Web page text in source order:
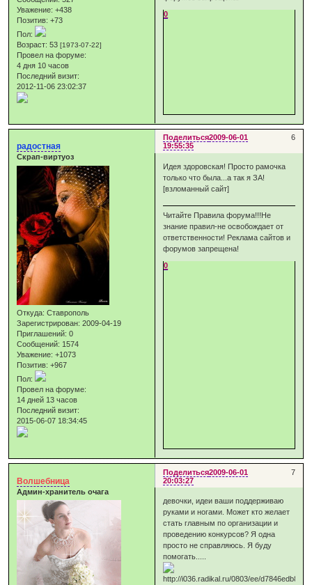
Уважение: +438
Позитив: +73
Пол:
Возраст: 53[1973-07-22]
Провел на форуме:
4 дня 10 часов
Последний визит:
2012-11-06 23:02:37
0
Поделиться 6
2009-06-01
19:55:35
радостная
Скрап-виртуоз
Откуда: Ставрополь
Зарегистрирован: 2009-04-19
Приглашений: 0
Сообщений: 1574
Уважение: +1073
Позитив: +967
Пол:
Провел на форуме:
14 дней 13 часов
Последний визит:
2015-06-07 18:34:45
Идея здоровская! Просто рамочка
только что была...а так я ЗА!
[взломанный сайт]
Читайте Правила форума!!!Не
знание правил-не освобождает от
ответственности! Реклама сайтов и
форумов запрещена!
0
Поделиться 7
2009-06-01
20:03:27
Волшебница
Админ-хранитель очага
девочки, идеи ваши поддерживаю
руками и ногами. Может кто желает
стать главным по организации и
проведению конкурсов? Я одна
просто не справляюсь. Я буду
помогать.....